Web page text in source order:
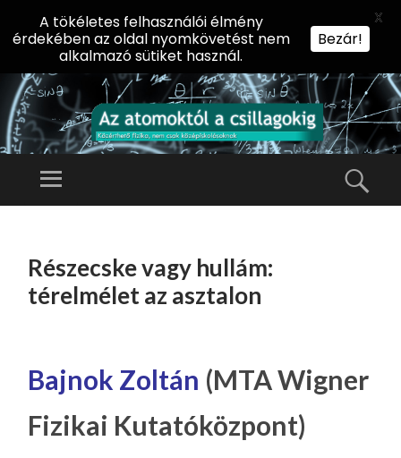
AZ
KT
Ó
CS
IL
LA
G
Előadássorozat
Természettudományi
Kar Fizikai
Menü
TARTALOMHOZ
Részecske vagy hullám:
térelmélet az asztalon
Bajnok Zoltán (MTA Wigner
Fizikai Kutatóközpont)
A tökéletes felhasználói élmény
érdekében az oldal nyomkövetést nem
alkalmazó sütiket használ.
Bezár!
X